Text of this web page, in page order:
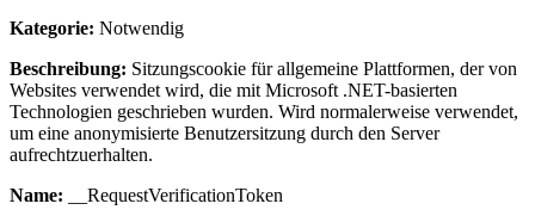
Kategorie: Notwendig
Beschreibung: Sitzungscookie für allgemeine Plattformen, der von
Websites verwendet wird, die mit Microsoft .NET-basierten
Technologien geschrieben wurden. Wird normalerweise verwendet,
um eine anonymisierte Benutzersitzung durch den Server
aufrechtzuerhalten.
Name: __RequestVerificationToken